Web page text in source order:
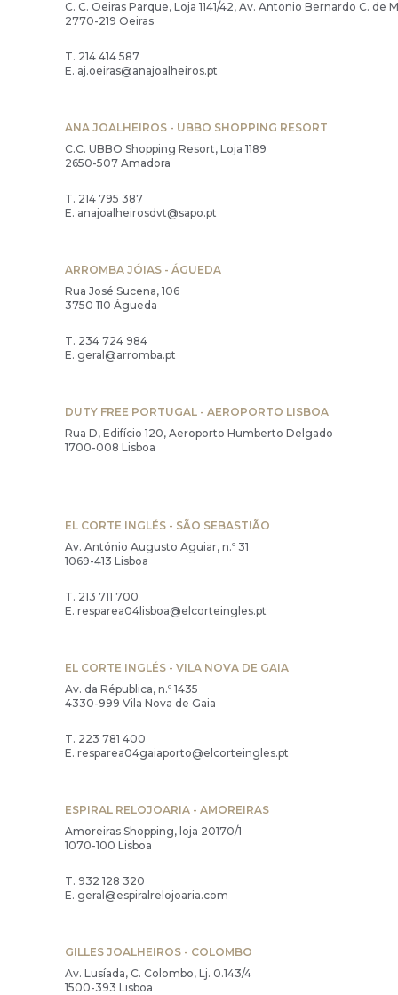
C. C. Oeiras Parque, Loja 1141/42, Av. Antonio Bernardo C. de
2770-219 Oeiras
T. 214 414 587
E. aj.oeiras@anajoalheiros.pt
ANA JOALHEIROS - UBBO SHOPPING RESORT
C.C. UBBO Shopping Resort, Loja 1189
2650-507 Amadora
T. 214 795 387
E. anajoalheirosdvt@sapo.pt
ARROMBA JÓIAS - ÁGUEDA
Rua José Sucena, 106
3750 110 Águeda
T. 234 724 984
E. geral@arromba.pt
DUTY FREE PORTUGAL - AEROPORTO LISBOA
Rua D, Edifício 120, Aeroporto Humberto Delgado
1700-008 Lisboa
EL CORTE INGLÉS - SÃO SEBASTIÃO
Av. António Augusto Aguiar, n.º 31
1069-413 Lisboa
T. 213 711 700
E. resparea04lisboa@elcorteingles.pt
EL CORTE INGLÉS - VILA NOVA DE GAIA
Av. da Républica, n.º 1435
4330-999 Vila Nova de Gaia
T. 223 781 400
E. resparea04gaiaporto@elcorteingles.pt
ESPIRAL RELOJOARIA - AMOREIRAS
Amoreiras Shopping, loja 20170/1
1070-100 Lisboa
T. 932 128 320
E. geral@espiralrelojoaria.com
GILLES JOALHEIROS - COLOMBO
Av. Lusíada, C. Colombo, Lj. 0.143/4
1500-393 Lisboa